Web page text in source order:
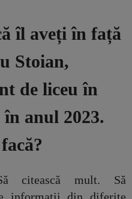
îl aveți în față
Stoian,
de liceu în
anul 2023.
citească mult. Să